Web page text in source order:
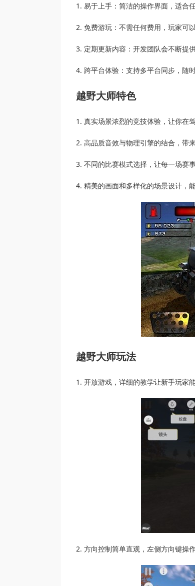
1. 易于上手：简洁的操作界面，适合
2. 免费游玩：不需任何费用，玩家可
3. 定期更新内容：开发团队会不断提
4. 跨平台体验：支持多平台同步，随
越野大师特色
1. 真实场景浓烈的竞技体验，让你在
2. 高品质音效与物理引擎的结合，带
3. 不同的比赛模式选择，让每一场赛
4. 精美的画面和多样化的场景设计，
越野大师玩法
1. 开放游戏，详细的教学让新手玩家
2. 方向控制简单直观，左侧方向键操